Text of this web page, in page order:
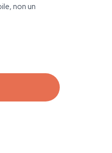
non un